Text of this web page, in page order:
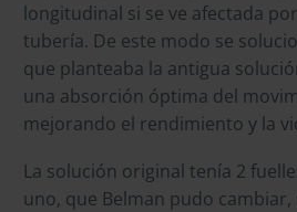
longitudinal si se ve afectada
tubería. De este modo se
que planteaba la antigua
una absorción óptima del
mejorando el rendimiento y la
La solución original tenía 2
uno, que Belman pudo